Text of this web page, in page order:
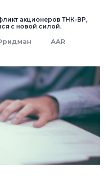
акционеров ТНК-ВР,
с новой силой.
AAR